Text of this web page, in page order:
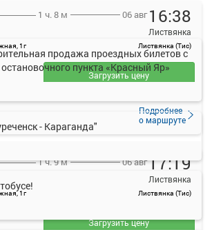
1г
1 ч. 8 м 06 авг 16:38
Листвянка
Листвянка (Тис)
Подробнее
о маршруте
Загрузить цену
1г
1 ч. 9 м 06 авг17:19
Листвянка
Листвянка (Тис)
Загрузить цену
продажа проездных билетов с
пункта «Красный Яр»
- Караганда"